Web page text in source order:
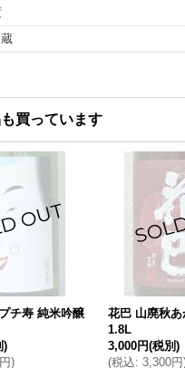
買っています
チ寿 純米吟醸
)
)
花巴 山廃秋
1.8L
3,000円(税別)
(税込: 3,300円